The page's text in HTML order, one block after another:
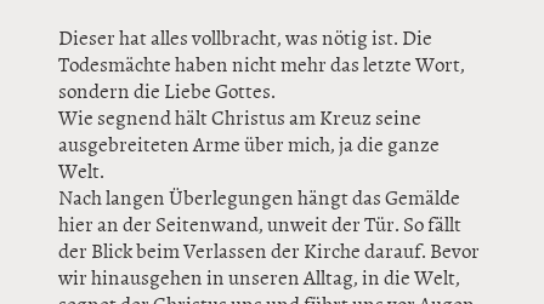
Dieser hat alles vollbracht, was nötig ist. Die
Todesmächte haben nicht mehr das letzte Wort,
sondern die Liebe Gottes.
Wie segnend hält Christus am Kreuz seine
ausgebreiteten Arme über mich, ja die ganze
Welt.
Nach langen Überlegungen hängt das Gemälde
hier an der Seitenwand, unweit der Tür. So fällt
der Blick beim Verlassen der Kirche darauf. Bevor
wir hinausgehen in unseren Alltag, in die Welt,